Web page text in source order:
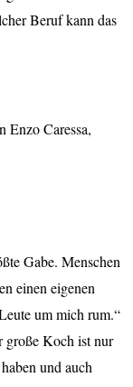
Beruf kann das
Enzo Caressa,
Gabe. Menschen
einen eigenen
um mich rum.“
große Koch ist nur
und auch